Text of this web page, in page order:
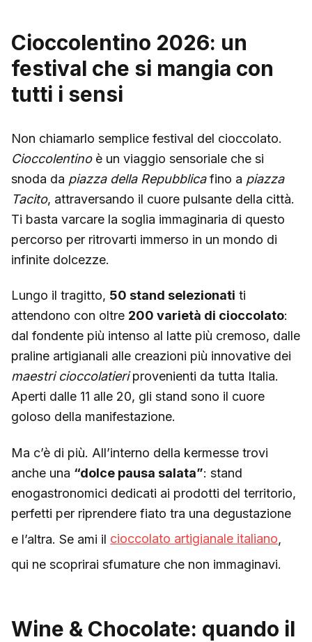
Cioccolentino 2026: un
festival che si mangia con
tutti i sensi
Non chiamarlo semplice festival del cioccolato.
Cioccolentinoè un viaggio sensoriale che si
snoda da piazza della Repubblicafino a piazza
Tacito, attraversando il cuore pulsante della città.
Ti basta varcare la soglia immaginaria di questo
percorso per ritrovarti immerso in un mondo di
infinite dolcezze.
Lungo il tragitto, 50 stand selezionati ti
attendono con oltre 200 varietà di cioccolato:
dal fondente più intenso al latte più cremoso, dalle
praline artigianali alle creazioni più innovative dei
maestri cioccolatieriprovenienti da tutta Italia.
Aperti dalle 11 alle 20, gli stand sono il cuore
goloso della manifestazione.
Ma c’è di più. All’interno della kermesse trovi
anche una “dolce pausa salata”: stand
enogastronomici dedicati ai prodotti del territorio,
perfetti per riprendere fiato tra una degustazione
e l’altra. Se ami il cioccolato artigianale italiano
qui ne scoprirai sfumature che non immaginavi.
Wine & Chocolate: quando il